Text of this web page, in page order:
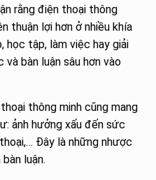
rằng điện thoại thông
thuận lợi hơn ở nhiều khía
học tập, làm việc hay giải
bàn luận sâu hơn vào
thông minh cũng mang
ảnh hưởng xấu đến sức
Đây là những nhược
luận.